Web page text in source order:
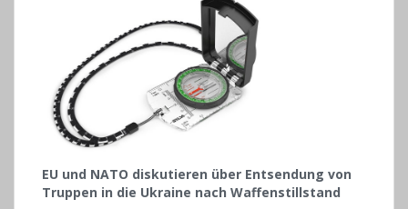
EU und NATO diskutieren über Entsendung von
Truppen in die Ukraine nach Waffenstillstand